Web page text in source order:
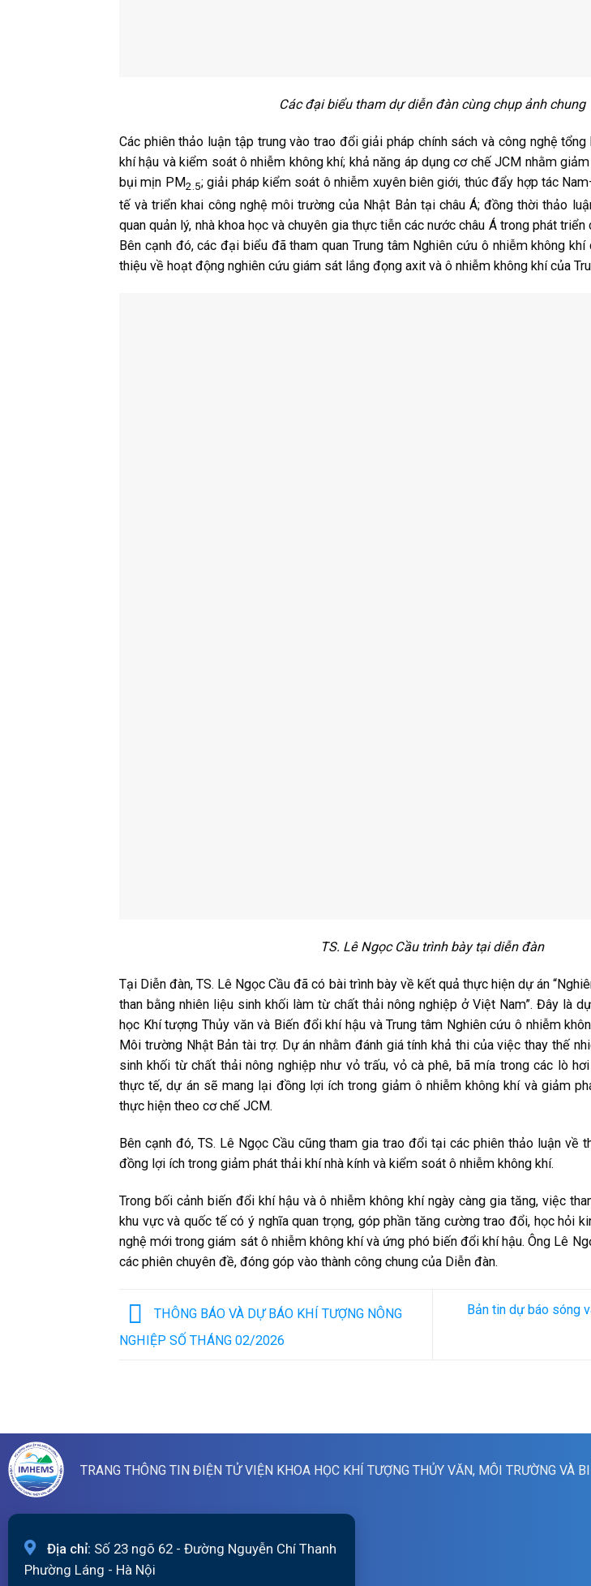
Các đại biểu tham dự diễn đàn cùng chụp ảnh chung
Các phiên thảo luận tập trung vào trao đổi giải pháp chính sách và công nghệ
khí hậu và kiểm soát ô nhiễm không khí; khả năng áp dụng cơ chế JCM nhằm
bụi mịn PM2.5; giải pháp kiểm soát ô nhiễm xuyên biên giới, thúc đẩy hợp tác
tế và triển khai công nghệ môi trường của Nhật Bản tại châu Á; đồng thời thảo
quan quản lý, nhà khoa học và chuyên gia thực tiễn các nước châu Á trong phát
Bên cạnh đó, các đại biểu đã tham quan Trung tâm Nghiên cứu ô nhiễm không khí
thiệu về hoạt động nghiên cứu giám sát lắng đọng axit và ô nhiễm không khí của
TS. Lê Ngọc Cầu trình bày tại diễn đàn
Tại Diễn đàn, TS. Lê Ngọc Cầu đã có bài trình bày về kết quả thực hiện dự án
than bằng nhiên liệu sinh khối làm từ chất thải nông nghiệp ở Việt Nam”. Đây là
học Khí tượng Thủy văn và Biến đổi khí hậu và Trung tâm Nghiên cứu ô nhiễm
Môi trường Nhật Bản tài trợ. Dự án nhằm đánh giá tính khả thi của việc thay thế
sinh khối từ chất thải nông nghiệp như vỏ trấu, vỏ cà phê, bã mía trong các lò
thực tế, dự án sẽ mang lại đồng lợi ích trong giảm ô nhiễm không khí và giảm
thực hiện theo cơ chế JCM.
Bên cạnh đó, TS. Lê Ngọc Cầu cũng tham gia trao đổi tại các phiên thảo luận về
đồng lợi ích trong giảm phát thải khí nhà kính và kiểm soát ô nhiễm không khí.
Trong bối cảnh biến đổi khí hậu và ô nhiễm không khí ngày càng gia tăng, việc
khu vực và quốc tế có ý nghĩa quan trọng, góp phần tăng cường trao đổi, học hỏi
nghệ mới trong giám sát ô nhiễm không khí và ứng phó biến đổi khí hậu. Ông Lê
các phiên chuyên đề, đóng góp vào thành công chung của Diễn đàn.
THÔNG BÁO VÀ DỰ BÁO KHÍ TƯỢNG NÔNG
NGHIỆP SỐ THÁNG 02/2026
Bản tin dự báo sóng
TRANG THÔNG TIN ĐIỆN TỬ VIỆN KHOA HỌC KHÍ TƯỢNG THỦY VĂN, MÔI TRƯỜNG VÀ
Địa chỉ: Số 23 ngõ 62 - Đường Nguyễn Chí Thanh
Phường Láng - Hà Nội